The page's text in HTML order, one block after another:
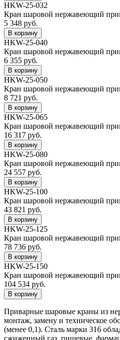
HKW-25-032
Кран шаровой нержавеющий
5 348 руб.
HKW-25-040
Кран шаровой нержавеющий
6 355 руб.
HKW-25-050
Кран шаровой нержавеющий
8 721 руб.
HKW-25-065
Кран шаровой нержавеющий
16 317 руб.
HKW-25-080
Кран шаровой нержавеющий
24 557 руб.
HKW-25-100
Кран шаровой нержавеющий
43 821 руб.
HKW-25-125
Кран шаровой нержавеющий
78 736 руб.
HKW-25-150
Кран шаровой нержавеющий
104 534 руб.
Приварные шаровые краны из
монтаж, замену и техническое
(менее 0,1). Сталь марки 316
сжиженный газ, пищевые,